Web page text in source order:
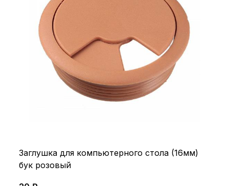
Заглушка для компьютерного стола (16мм)
бук розовый